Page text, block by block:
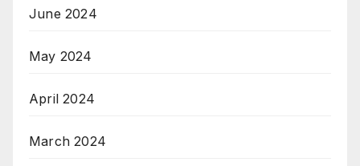
June 2024
May 2024
April 2024
March 2024